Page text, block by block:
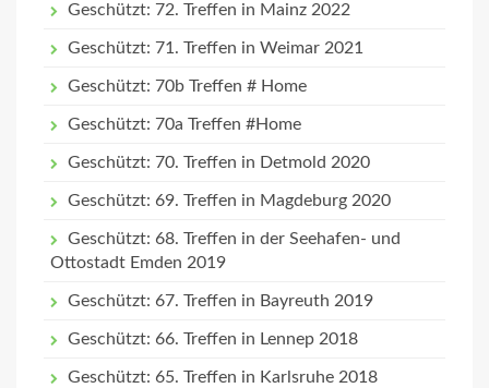
Geschützt: 72. Treffen in Mainz 2022
Geschützt: 71. Treffen in Weimar 2021
Geschützt: 70b Treffen # Home
Geschützt: 70a Treffen #Home
Geschützt: 70. Treffen in Detmold 2020
Geschützt: 69. Treffen in Magdeburg 2020
Geschützt: 68. Treffen in der Seehafen- und
Ottostadt Emden 2019
Geschützt: 67. Treffen in Bayreuth 2019
Geschützt: 66. Treffen in Lennep 2018
Geschützt: 65. Treffen in Karlsruhe 2018